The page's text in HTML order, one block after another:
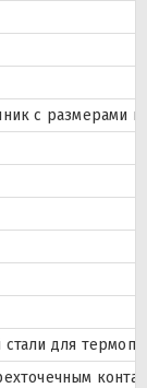
с размерами
для